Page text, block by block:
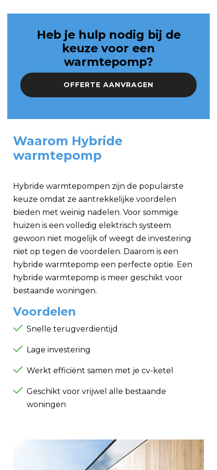
Heb je hulp nodig bij de
keuze voor een
warmtepomp?
OFFERTE AANVRAGEN
Waarom Hybride
warmtepomp
Hybride warmtepompen zijn de populairste
keuze omdat ze aantrekkelijke voordelen
bieden met weinig nadelen. Voor sommige
huizen is een volledig elektrisch systeem
gewoon niet mogelijk of weegt de investering
niet op tegen de voordelen. Daarom is een
hybride warmtepomp een perfecte optie. Een
hybride warmtepomp is meer geschikt voor
bestaande woningen.
Voordelen
Snelle terugverdientijd
Lage investering
Werkt efficiënt samen met je cv-ketel
Geschikt voor vrijwel alle bestaande
woningen